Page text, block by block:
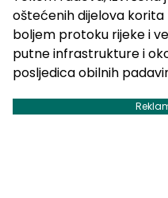
oštećenih dijelova
boljem protoku rijeke i
putne infrastrukture i
posljedica obilnih